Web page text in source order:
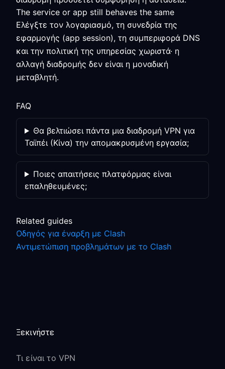
The service or app still behaves the same
Ελέγξτε τον λογαριασμό, τη συνεδρία της
εφαρμογής (app session), τη συμπεριφορά DNS
και την πολιτική της υπηρεσίας χωριστά· η
αλλαγή διαδρομής δεν είναι η μοναδική
μεταβλητή.
FAQ
Θα βελτιώσει πάντα μια διαδρομή VPN για
Ταϊπέι (Κίνα) την απομακρυσμένη εργασία;
Ποιες απαιτήσεις πλατφόρμας είναι
επαληθευμένες;
Related guides
Οδηγός για έναρξη με Clash
Αντιμετώπιση προβλημάτων με το Clash
Ξεκινήστε
Τι είναι το VPN